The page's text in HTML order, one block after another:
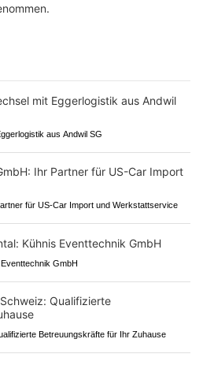
aus Andwil SG
für US-Car Import und Werkstattservice
GmbH
Betreuungskräfte für Ihr Zuhause